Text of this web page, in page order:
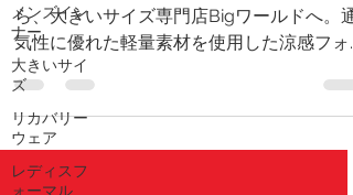
メンズイン
ナー
大きいサイ
ズ
リカバリー
ウェア
レディスフ
ォーマル
夏用礼服や涼しいビジネススーツをお探し
ら、大きいサイズ専門店Bigワールドへ。通
気性に優れた軽量素材を使用した涼感フォ
別企画として20％～最大50％OFFでご提供
中です。ウォッシャブル仕様やアジャスタ
パンツ、2パンツスーツなど、暑い季節を快